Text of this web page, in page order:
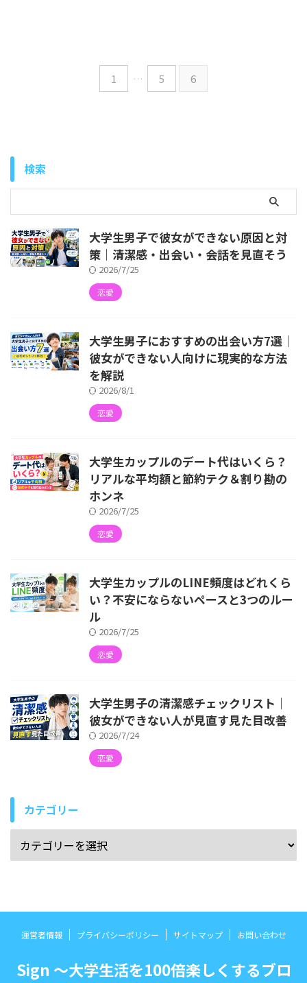
1 … 5 6
検索
大学生男子で彼女ができない原因と対
策｜清潔感・出会い・会話を見直そう
2026/7/25
恋愛
大学生男子におすすめの出会い方7選｜
彼女ができない人向けに現実的な方法
を解説
2026/8/1
恋愛
大学生カップルのデート代はいくら？
リアルな平均額と節約テク＆割り勘の
ホンネ
2026/7/25
恋愛
大学生カップルのLINE頻度はどれくら
い？不安にならないペースと3つのルー
ル
2026/7/25
恋愛
大学生男子の清潔感チェックリスト｜
彼女ができない人が見直す見た目改善
2026/7/24
恋愛
カテゴリー
運営者情報 プライバシーポリシー サイトマップ お問い合わせ
Sign 〜大学生活を100倍楽しくするブロ